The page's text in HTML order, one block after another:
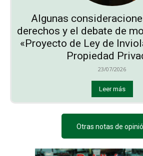
Algunas
derechos y el debate de
«Proyecto de Ley de
Propiedad
23/07/2026
Leer más
Otras notas de